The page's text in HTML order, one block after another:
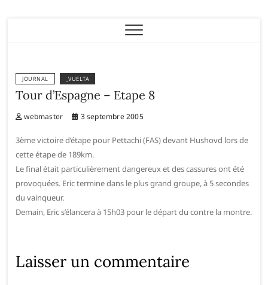
Eric Leblacher
JOURNAL _VUELTA
Tour d’Espagne – Etape 8
webmaster 3 septembre 2005
3ème victoire d’étape pour Pettachi (FAS) devant Hushovd lors de
cette étape de 189km.
Le final était particulièrement dangereux et des cassures ont été
provoquées. Eric termine dans le plus grand groupe, à 5 secondes
du vainqueur.
Demain, Eric s’élancera à 15h03 pour le départ du contre la montre.
Laisser un commentaire